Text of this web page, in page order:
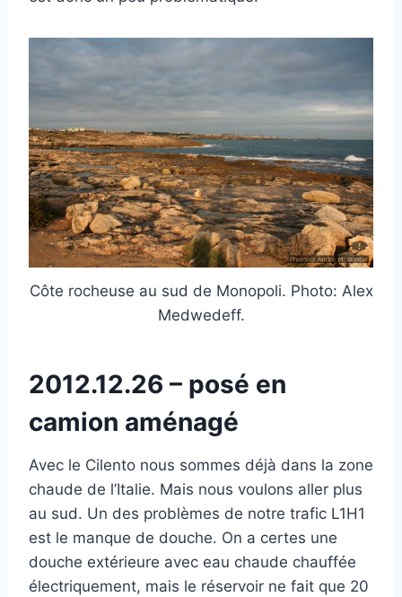
Côte rocheuse au sud de Monopoli. Photo: Alex
Medwedeff.
2012.12.26 – posé en
camion aménagé
Avec le Cilento nous sommes déjà dans la zone
chaude de l’Italie. Mais nous voulons aller plus
au sud. Un des problèmes de notre trafic L1H1
est le manque de douche. On a certes une
douche extérieure avec eau chaude chauffée
électriquement, mais le réservoir ne fait que 20